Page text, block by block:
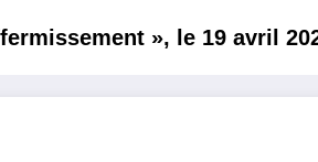
», le 19 avril